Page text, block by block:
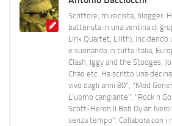
Scrittore, musicista, blogger.
batterista in una ventina di
Link Quartet, Lilith), incidendo
e suonando in tutta Italia,
Clash, Iggy and the Stooges,
Chao etc. Ha scritto una
vivo dagli anni 80", "Mod
L’uomo cangiante", "Rock n
Scott-Heron Il Bob Dylan
senza tempo". Collabora con i